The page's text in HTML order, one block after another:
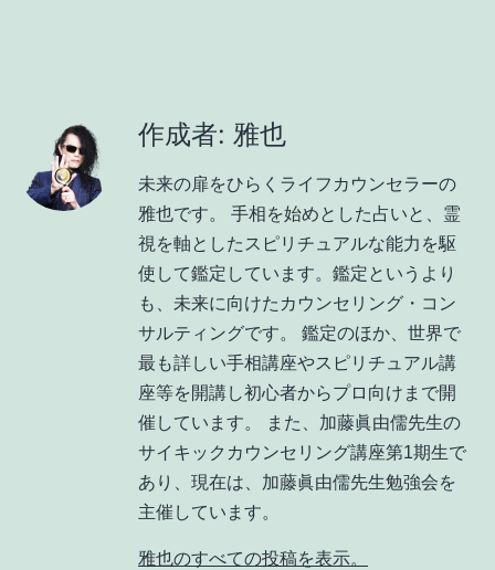
作成者: 雅也
未来の扉をひらくライフカウンセラーの
雅也です。 手相を始めとした占いと、霊
視を軸としたスピリチュアルな能力を駆
使して鑑定しています。鑑定というより
も、未来に向けたカウンセリング・コン
サルティングです。 鑑定のほか、世界で
最も詳しい手相講座やスピリチュアル講
座等を開講し初心者からプロ向けまで開
催しています。 また、加藤眞由儒先生の
サイキックカウンセリング講座第1期生で
あり、現在は、加藤眞由儒先生勉強会を
主催しています。
雅也のすべての投稿を表示。